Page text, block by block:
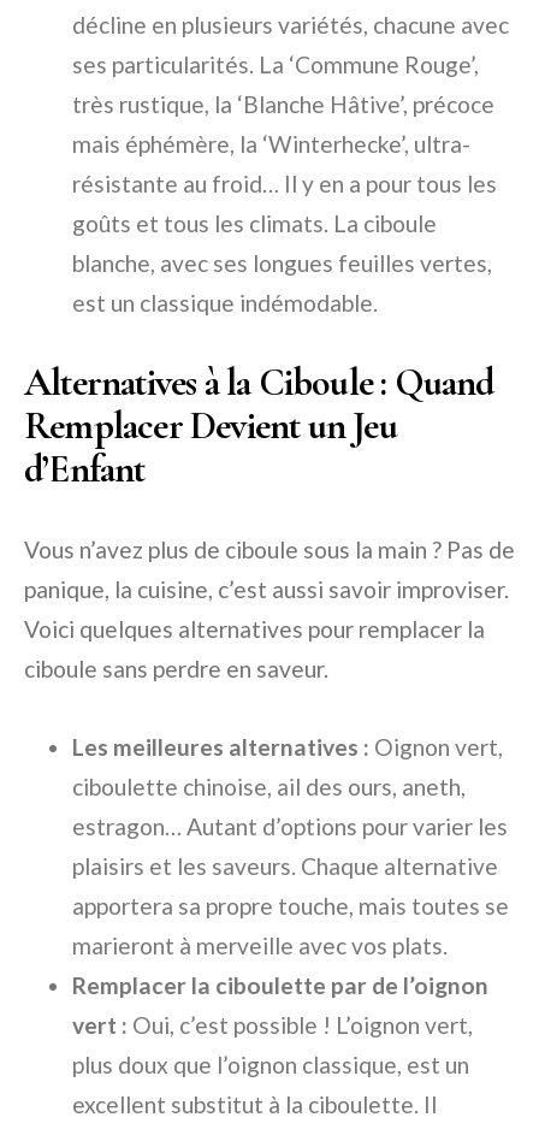
décline en plusieurs variétés, chacune avec
ses particularités. La ‘Commune Rouge’,
très rustique, la ‘Blanche Hâtive’, précoce
mais éphémère, la ‘Winterhecke’, ultra-
résistante au froid… Il y en a pour tous les
goûts et tous les climats. La ciboule
blanche, avec ses longues feuilles vertes,
est un classique indémodable.
Alternatives à la Ciboule : Quand
Remplacer Devient un Jeu
d’Enfant
Vous n’avez plus de ciboule sous la main ? Pas de
panique, la cuisine, c’est aussi savoir improviser.
Voici quelques alternatives pour remplacer la
ciboule sans perdre en saveur.
Les meilleures alternatives : Oignon vert,
ciboulette chinoise, ail des ours, aneth,
estragon… Autant d’options pour varier les
plaisirs et les saveurs. Chaque alternative
apportera sa propre touche, mais toutes se
marieront à merveille avec vos plats.
Remplacer la ciboulette par de l’oignon
vert : Oui, c’est possible ! L’oignon vert,
plus doux que l’oignon classique, est un
excellent substitut à la ciboulette. Il